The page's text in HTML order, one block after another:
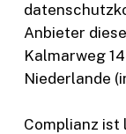
Anbieter
Kalmarweg
Niederlande
Complianz ist